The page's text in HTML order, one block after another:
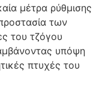
μέτρα ρύθμισης
των
του τζόγου
υπόψη
πτυχές του